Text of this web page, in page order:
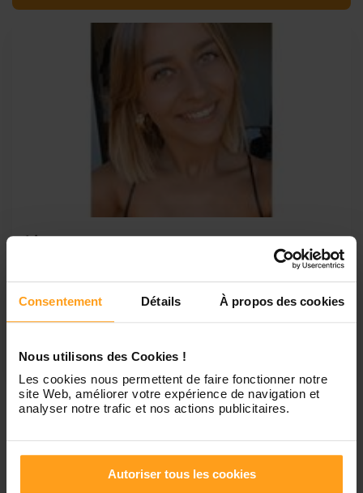
Consentement Détails À propos des cookies
Nous utilisons des Cookies !
Les cookies nous permettent de faire fonctionner notre
site Web, améliorer votre expérience de navigation et
analyser notre trafic et nos actions publicitaires.
Autoriser tous les cookies
Lisa
spécialisée je suis à la recherche d’un petit job 2 h le soir
après la formation la semaine et les weekends, toute la
n’ai jamais fait du babysitting mais j’ai effectuée...